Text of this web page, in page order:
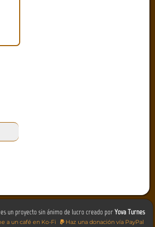
un proyecto sin ánimo de lucro creado porYova Turnes
a un café en Ko-Fi Haz una donación vía PayPal